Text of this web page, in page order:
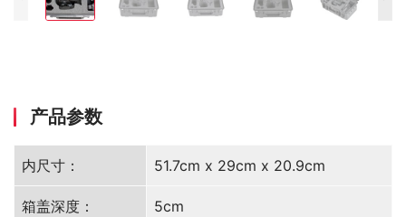
产品参数
内尺寸： 51.7cm x 29cm x 20.9cm
箱盖深度： 5cm